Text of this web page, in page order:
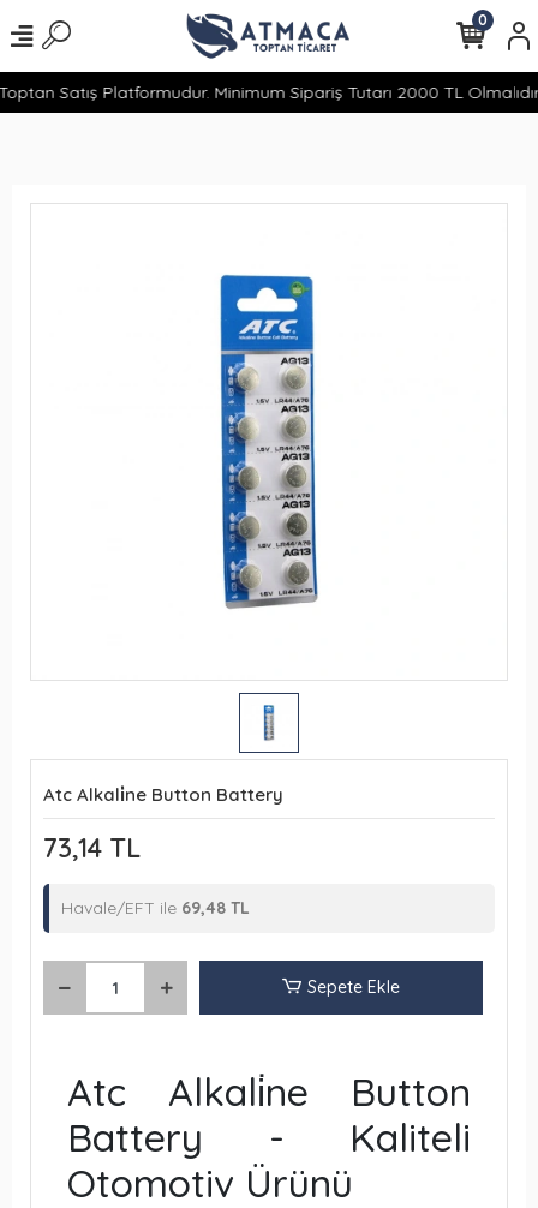
Satış Platformudur. Minimum Sipariş Tutarı 2000 TL
0
Atc Alkali̇ne Button Battery
73,14 TL
Havale/EFT ile 69,48 TL
Sepete Ekle
Atc Alkali̇ne Button
Battery - Kaliteli
Otomotiv Ürünü